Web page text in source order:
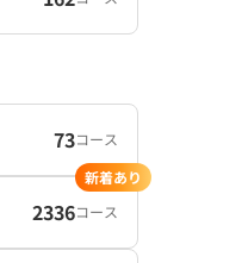
73コース
2336コース
新着あり